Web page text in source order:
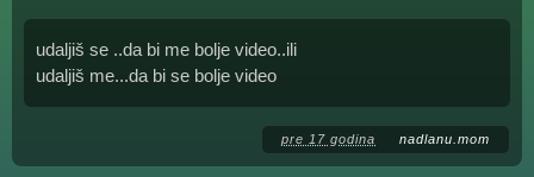
udaljiš se ..da bi me bolje video..ili
udaljiš me...da bi se bolje video
pre 17 godina nadlanu.mom